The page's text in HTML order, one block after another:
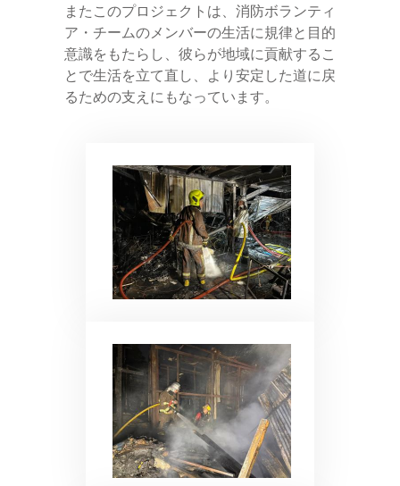
またこのプロジェクトは、消防ボランティ
ア・チームのメンバーの生活に規律と目的
意識をもたらし、彼らが地域に貢献するこ
とで生活を立て直し、より安定した道に戻
るための支えにもなっています。